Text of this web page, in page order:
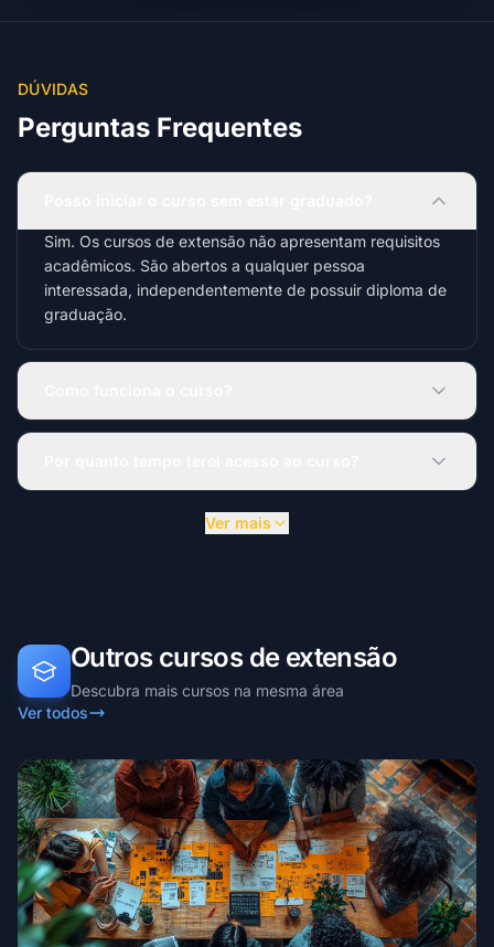
DÚVIDAS
Perguntas Frequentes
Sim. Os cursos de extensão não apresentam requisitos
acadêmicos. São abertos a qualquer pessoa
interessada, independentemente de possuir diploma de
graduação.
Ver mais
Outros cursos de extensão
Descubra mais cursos na mesma área
Ver todos